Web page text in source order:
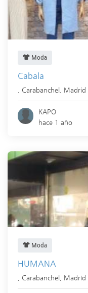
Moda
Cabala
Carabanchel Madrid
KAPO
hace 1 año
Moda
HUMANA
Carabanchel Madrid